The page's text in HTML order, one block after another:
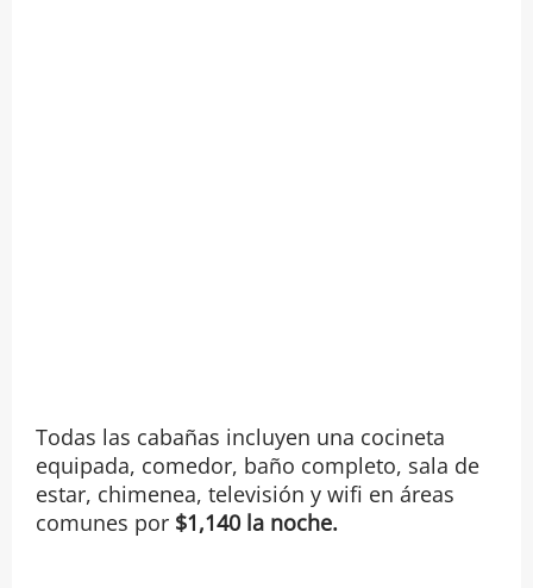
Todas las cabañas incluyen una cocineta
equipada, comedor, baño completo, sala de
estar, chimenea, televisión y wifi en áreas
comunes por$1,140 la noche.